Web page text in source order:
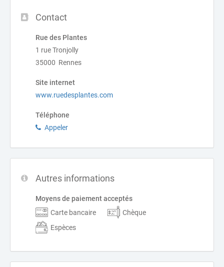
Contact
Rue des Plantes
1 rue Tronjolly
35000 Rennes
Site internet
www.ruedesplantes.com
Téléphone
Appeler
Autres informations
Moyens de paiement acceptés
Carte bancaire
Chèque
Espèces